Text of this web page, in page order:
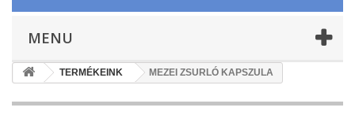
MENU
TERMÉKEINK MEZEI ZSURLÓ KAPSZULA